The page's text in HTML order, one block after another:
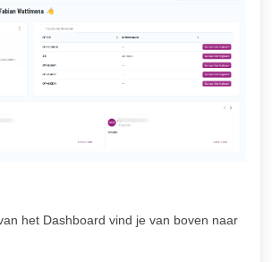
het Dashboard vind je van boven naar